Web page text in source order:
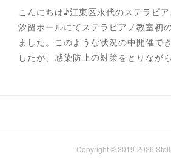
こんにちは♪江東区永代のステラピア
汐留ホールにてステラピアノ教室初
ました。このような状況の中開催で
したが、感染防止の対策をとりなが
Copyright © 2019-2026